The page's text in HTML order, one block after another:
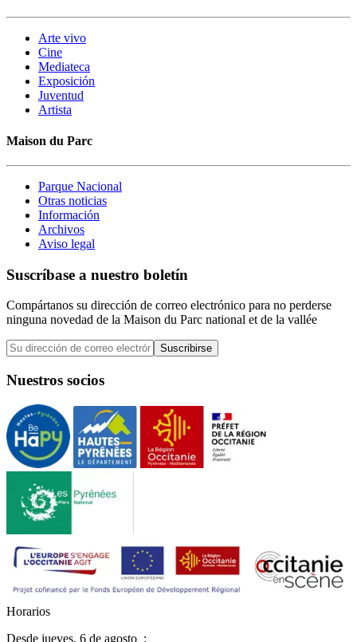
Arte vivo
Cine
Mediateca
Exposición
Juventud
Artista
Maison du Parc
Parque Nacional
Otras noticias
Información
Archivos
Aviso legal
Suscríbase a nuestro boletín
Compártanos su dirección de correo electrónico para no perderse
ninguna novedad de la Maison du Parc national et de la vallée
Suscribirse
Nuestros socios
Horarios
Desde jueves, 6 de agosto :